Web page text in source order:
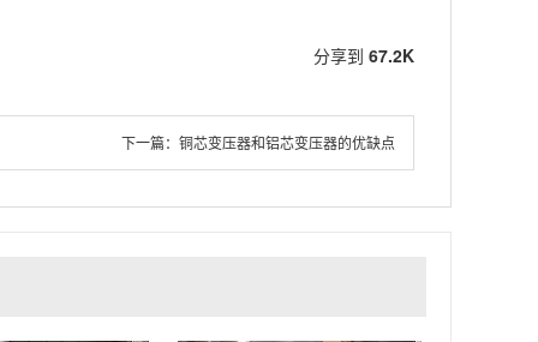
分享到 67.2K
下一篇： 铜芯变压器和铝芯变压器的优缺点